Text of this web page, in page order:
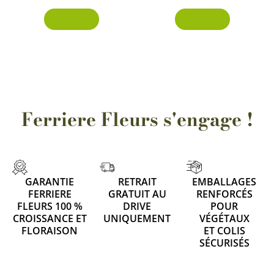
Ferriere Fleurs s'engage !
GARANTIE
FERRIERE
FLEURS 100 %
CROISSANCE ET
FLORAISON
RETRAIT
GRATUIT AU
DRIVE
UNIQUEMENT
EMBALLAGES
RENFORCÉS
POUR
VÉGÉTAUX
ET COLIS
SÉCURISÉS